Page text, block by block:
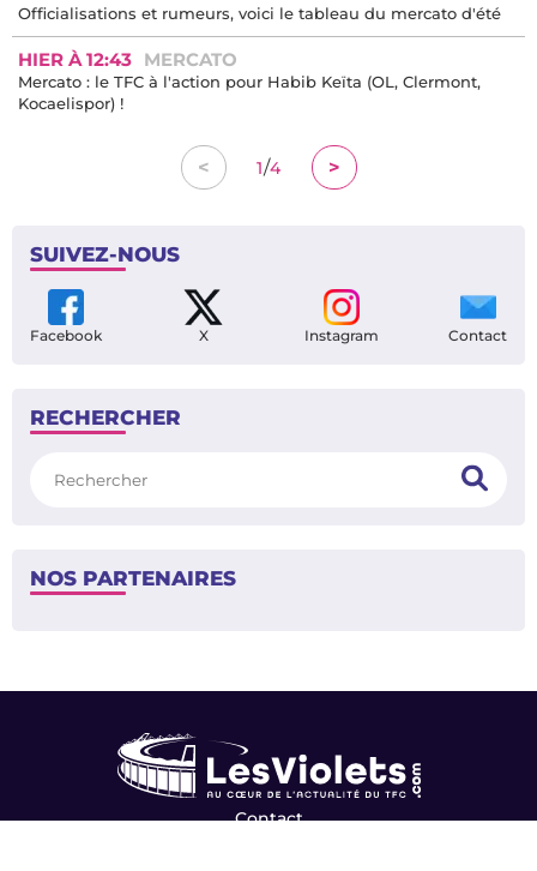
HIER À 17:49 MERCATO
Mercato : le TFC en mission à Madrid pour accélérer le
recrutement
HIER À 17:05
journée du TFC et le groupe convoqué
MERCATO
HIER À 12:43 MERCATO
Kocaelispor) !
NOS PARTENAIRES